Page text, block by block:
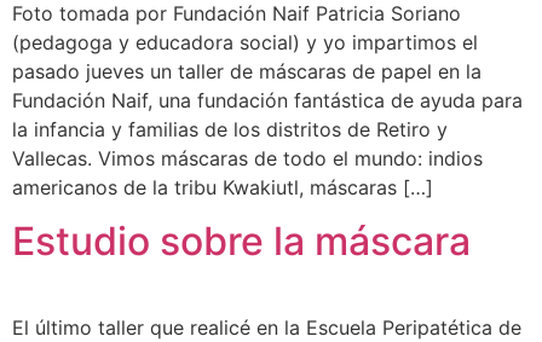
Foto tomada por Fundación Naif Patricia Soriano
(pedagoga y educadora social) y yo impartimos el
pasado jueves un taller de máscaras de papel en la
Fundación Naif, una fundación fantástica de ayuda para
la infancia y familias de los distritos de Retiro y
Vallecas. Vimos máscaras de todo el mundo: indios
americanos de la tribu Kwakiutl, máscaras […]
Estudio sobre la máscara
El último taller que realicé en la Escuela Peripatética de